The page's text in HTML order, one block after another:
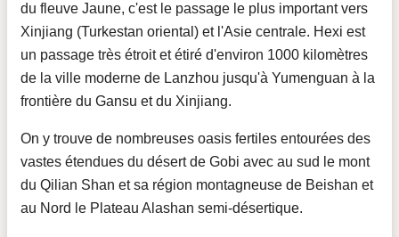
du fleuve Jaune, c'est le passage le plus important vers
Xinjiang (Turkestan oriental) et l'Asie centrale. Hexi est
un passage très étroit et étiré d'environ 1000 kilomètres
de la ville moderne de Lanzhou jusqu'à Yumenguan à la
frontière du Gansu et du Xinjiang.
On y trouve de nombreuses oasis fertiles entourées des
vastes étendues du désert de Gobi avec au sud le mont
du Qilian Shan et sa région montagneuse de Beishan et
au Nord le Plateau Alashan semi-désertique.